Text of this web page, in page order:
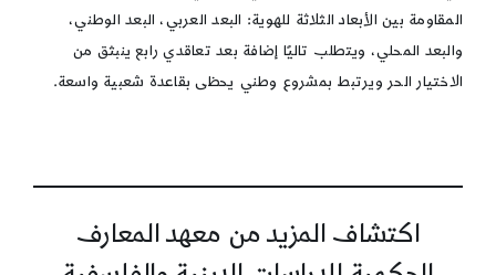
المقاومة بين الأبعاد الثلاثة للهوية: البعد العربي، البعد الوطني،
والبعد المحلي، ويتطلب تاليًا إضافة بعد تعاقدي رابع ينبثق من
الاختيار الحر ويرتبط بمشروع وطني يحظى بقاعدة شعبية واسعة.
اكتشاف المزيد من معهد المعارف